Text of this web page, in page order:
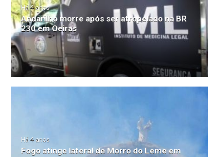
Há 4 anos
Andarilho morre após ser atropelado na BR
230 em Oeiras
Há 4 anos
Fogo atinge lateral de Morro do Leme em